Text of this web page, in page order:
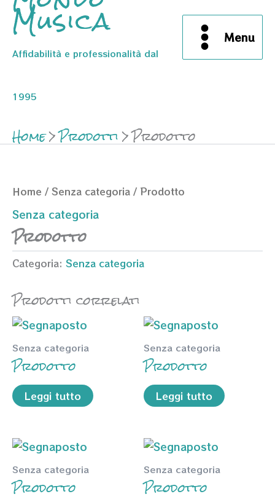
Musica
Affidabilità e professionalità dal
1995
Menu
Home Prodotti Prodotto
Home / Senza categoria / Prodotto
Senza categoria
Prodotto
Categoria: Senza categoria
Prodotti correlati
Senza categoria
Prodotto
Leggi tutto
Senza categoria
Prodotto
Leggi tutto
Senza categoria
Prodotto
Senza categoria
Prodotto